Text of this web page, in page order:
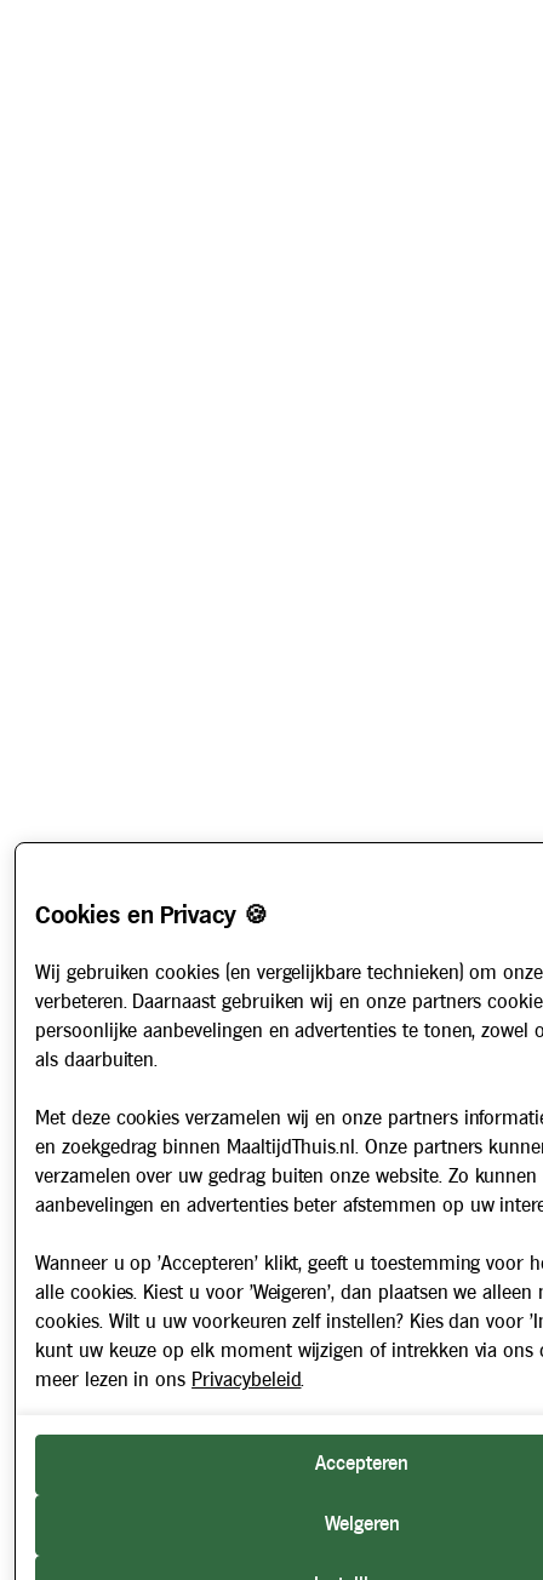
Cookies en Privacy 🍪
Wij gebruiken cookies (en vergelijkbare technieken) om
verbeteren. Daarnaast gebruiken wij en onze partners
persoonlijke aanbevelingen en advertenties te tonen, zowel
als daarbuiten.
Met deze cookies verzamelen wij en onze partners
en zoekgedrag binnen MaaltijdThuis.nl. Onze partners
verzamelen over uw gedrag buiten onze website. Zo kunnen
aanbevelingen en advertenties beter afstemmen op uw
Wanneer u op 'Accepteren' klikt, geeft u toestemming voor
alle cookies. Kiest u voor 'Weigeren', dan plaatsen we alleen
cookies. Wilt u uw voorkeuren zelf instellen? Kies dan voor
kunt uw keuze op elk moment wijzigen of intrekken via ons
meer lezen in ons Privacybeleid.
Accepteren
Weigeren